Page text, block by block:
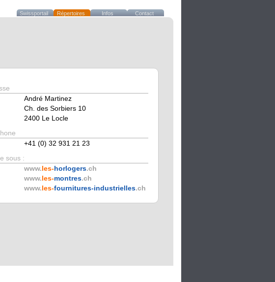
Swissportail Répertoires Infos Contact
André Martinez
Ch. des Sorbiers 10
2400 Le Locle
+41 (0) 32 931 21 23
sous :
www.les-horlogers.ch
www.les-montres.ch
www.les-fournitures-industrielles.ch